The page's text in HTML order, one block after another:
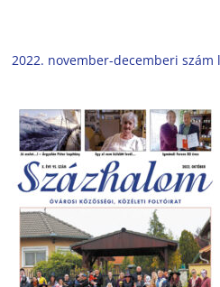
2022. november-decemberi szám